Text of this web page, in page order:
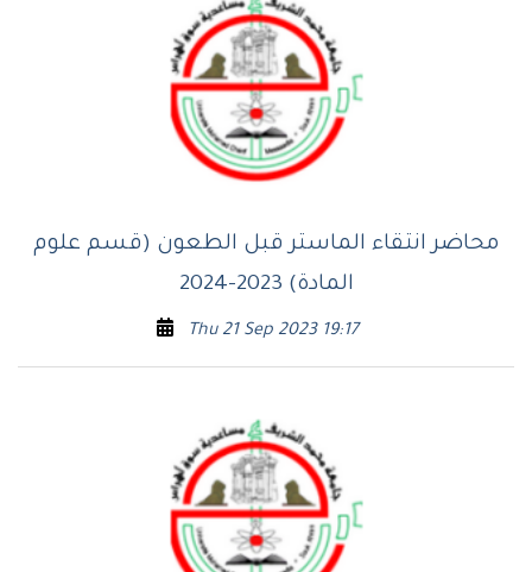
محاضر انتقاء الماستر قبل الطعون (قسم علوم
المادة) 2023-2024
Thu 21 Sep 2023 19:17